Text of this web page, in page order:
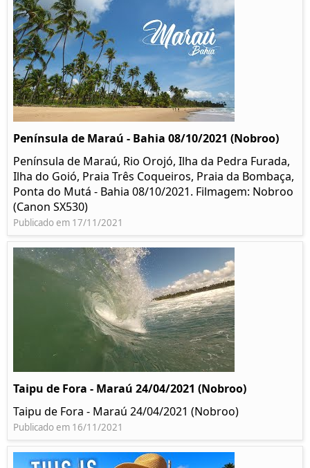
Península de Maraú - Bahia 08/10/2021 (Nobroo)
Península de Maraú, Rio Orojó, Ilha da Pedra Furada,
Ilha do Goió, Praia Três Coqueiros, Praia da Bombaça,
Ponta do Mutá - Bahia 08/10/2021. Filmagem: Nobroo
(Canon SX530)
Publicado em 17/11/2021
Taipu de Fora - Maraú 24/04/2021 (Nobroo)
Taipu de Fora - Maraú 24/04/2021 (Nobroo)
Publicado em 16/11/2021